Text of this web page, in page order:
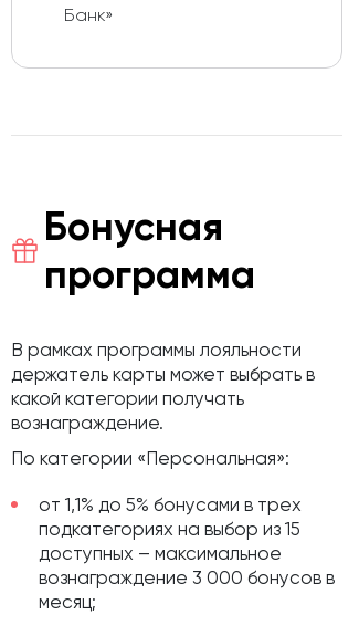
Банк»
Бонусная
программа
В рамках программы лояльности
держатель карты может выбрать в
какой категории получать
вознаграждение.
По категории «Персональная»:
от 1,1% до 5% бонусами в трех
подкатегориях на выбор из 15
доступных – максимальное
вознаграждение 3 000 бонусов в
месяц;